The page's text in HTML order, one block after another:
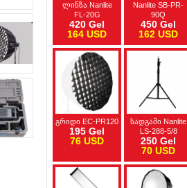
ლინზა Nanlite
FL-20G
420 Gel
164 USD
Nanlite SB-PR-
90Q
450 Gel
162 USD
გრიდი EC-PR120
195 Gel
76 USD
სადგამი Nanlite
LS-288-5/8
250 Gel
70 USD